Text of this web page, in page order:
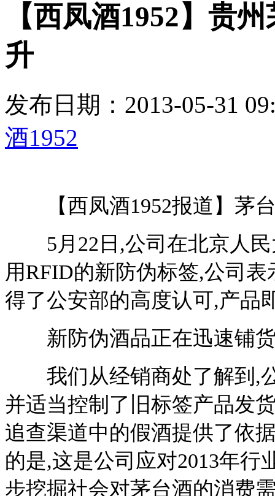
【西凤酒1952】贵
升
发布日期：2013-05-31
酒1952
【西凤酒1952报道】茅台
5月22日,公司在北京人民
用RFID的新防伪标签,公司
得了公安部的高度认可,产品
新防伪酒品正在迅速铺
我们从经销商处了解到,公
并适当控制了旧标签产品发
追查渠道中的假酒提供了依
的是,这是公司应对2013年行
步挖掘社会对茅台酒的消费